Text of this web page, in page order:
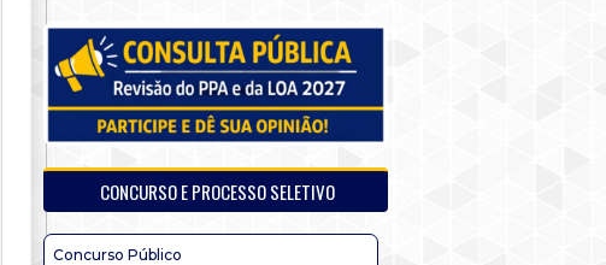
CONCURSO E PROCESSO SELETIVO
Concurso Público